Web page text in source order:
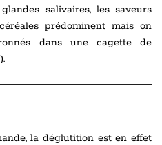
salivaires, les saveurs
prédominent mais on
dans une cagette de
la déglutition est en effet